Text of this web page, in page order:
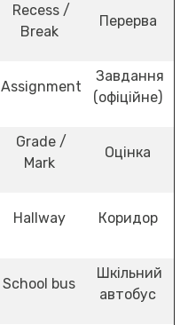
Recess /
Break
Перерва
Assignment
Завдання
(офіційне)
Grade /
Mark
Оцінка
Hallway Коридор
School bus
Шкільний
автобус